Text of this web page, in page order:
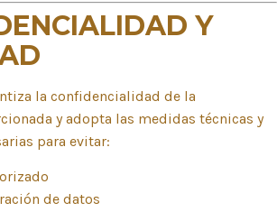
Y
la confidencialidad de la
y adopta las medidas técnicas y
para evitar:
de datos